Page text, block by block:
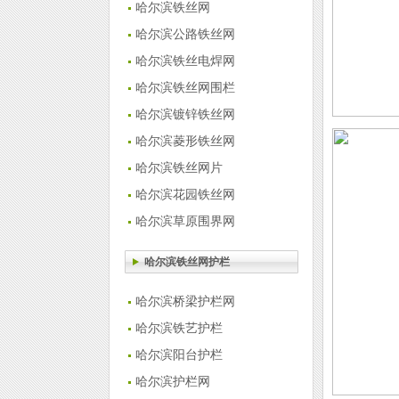
哈尔滨铁丝网
哈尔滨公路铁丝网
哈尔滨铁丝电焊网
哈尔滨铁丝网围栏
哈尔滨镀锌铁丝网
哈尔滨菱形铁丝网
哈尔滨铁丝网片
哈尔滨花园铁丝网
哈尔滨草原围界网
哈尔滨铁丝网护栏
哈尔滨桥梁护栏网
哈尔滨铁艺护栏
哈尔滨阳台护栏
哈尔滨护栏网